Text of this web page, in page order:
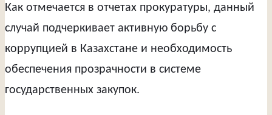
Как отмечается в отчетах прокуратуры, данный
случай подчеркивает активную борьбу с
коррупцией в Казахстане и необходимость
обеспечения прозрачности в системе
государственных закупок.